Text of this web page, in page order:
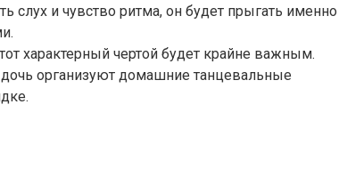
слух и чувство ритма, он будет прыгать именно
характерный чертой будет крайне важным.
организуют домашние танцевальные